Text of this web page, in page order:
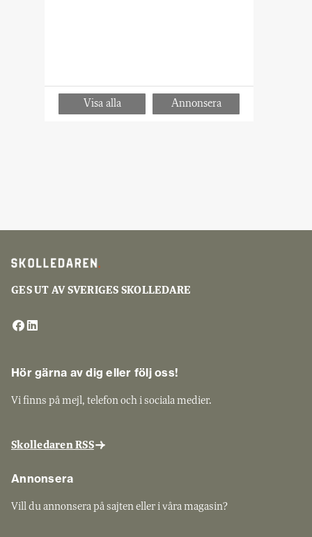
GES UT AV SVERIGES SKOLLEDARE
Hör gärna av dig eller följ oss!
Vi finns på mejl, telefon och i sociala medier.
Skolledaren RSS
Annonsera
Vill du annonsera på sajten eller i våra magasin?